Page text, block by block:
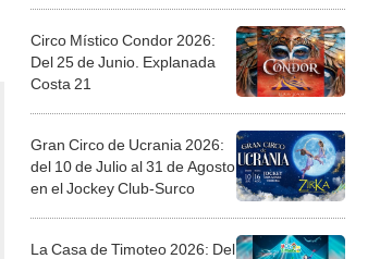
Circo Místico Condor 2026:
Del 25 de Junio. Explanada
Costa 21
Gran Circo de Ucrania 2026:
del 10 de Julio al 31 de Agosto
en el Jockey Club-Surco
La Casa de Timoteo 2026: Del